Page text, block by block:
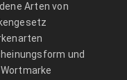
Arten von
und